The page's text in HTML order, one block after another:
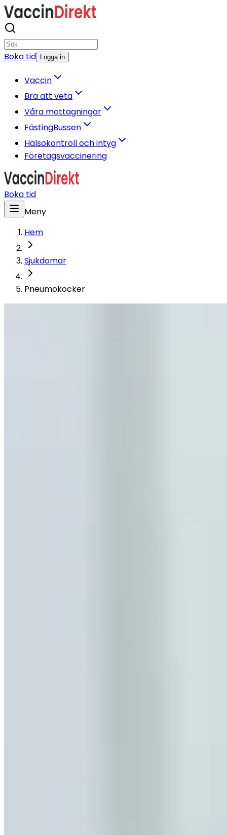
Boka tid Logga in
Vaccin
Bra att veta
Våra mottagningar
FästingBussen
Hälsokontroll och intyg
Företagsvaccinering
Boka tid
Meny
Hem
Sjukdomar
Pneumokocker